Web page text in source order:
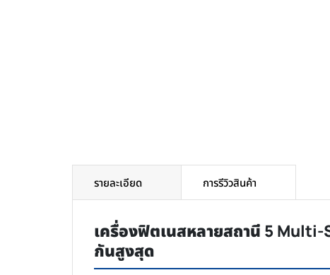
รายละเอียด
เครื่องฟิตเนสหลายสถานี 5
กันสูงสุด
การรีวิวสินค้า